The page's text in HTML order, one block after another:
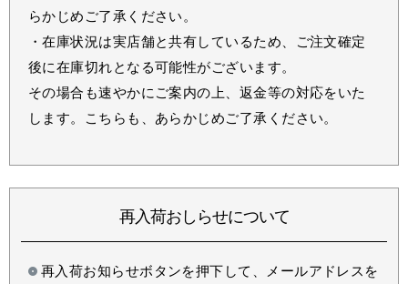
らかじめご了承ください。
・在庫状況は実店舗と共有しているため、ご注文確定
後に在庫切れとなる可能性がございます。
その場合も速やかにご案内の上、返金等の対応をいた
します。こちらも、あらかじめご了承ください。
再入荷おしらせについて
再入荷お知らせボタンを押下して、メールアドレスを